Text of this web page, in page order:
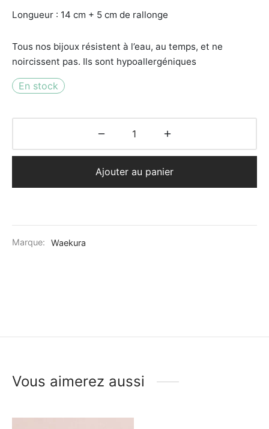
Longueur : 14 cm + 5 cm de rallonge
Tous nos bijoux résistent à l’eau, au temps, et ne
noircissent pas. Ils sont hypoallergéniques
En stock
Ajouter au panier
Marque: Waekura
Vous aimerez aussi